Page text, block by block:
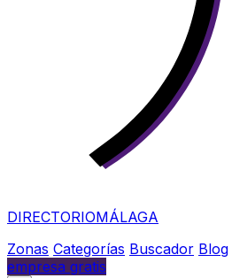
DIRECTORIOMÁLAGA
Zonas Categorías Buscador Blog
empresa gratis